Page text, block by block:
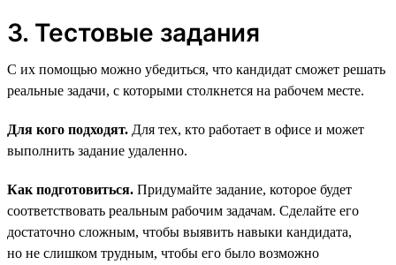
3. Тестовые задания
С их помощью можно убедиться, что кандидат сможет решать
реальные задачи, с которыми столкнется на рабочем месте.
Для кого подходят. Для тех, кто работает в офисе и может
выполнить задание удаленно.
Как подготовиться. Придумайте задание, которое будет
соответствовать реальным рабочим задачам. Сделайте его
достаточно сложным, чтобы выявить навыки кандидата,
но не слишком трудным, чтобы его было возможно